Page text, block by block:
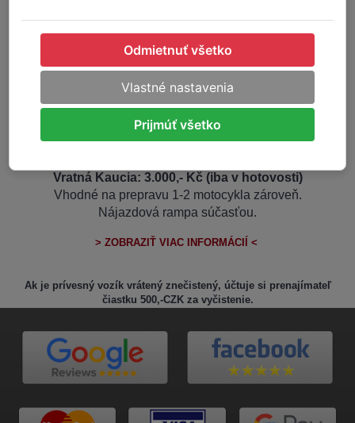
Prívesný vozík MOTO 2
Vozík do 750 kg - max. 2 motorky, nebrzdený
Čistá hmotnosť: 180 kg
Nosnosť až 570 kg
Ložná plocha: 2110 x 1550 mm
Max. rýchlosť: 130 km/h
Vratná Kaucia: 3.000,- Kč (iba v hotovosti)
Vhodné na prepravu 1-2 motocykla zároveň.
Nájazdová rampa súčasťou.
> ZOBRAZIŤ VIAC INFORMÁCIÍ <
Ak je prívesný vozík vrátený znečistený, účtuje si prenajímateľ
čiastku 500,-CZK za vyčistenie.
Odmietnuť všetko
Vlastné nastavenia
Prijmúť všetko